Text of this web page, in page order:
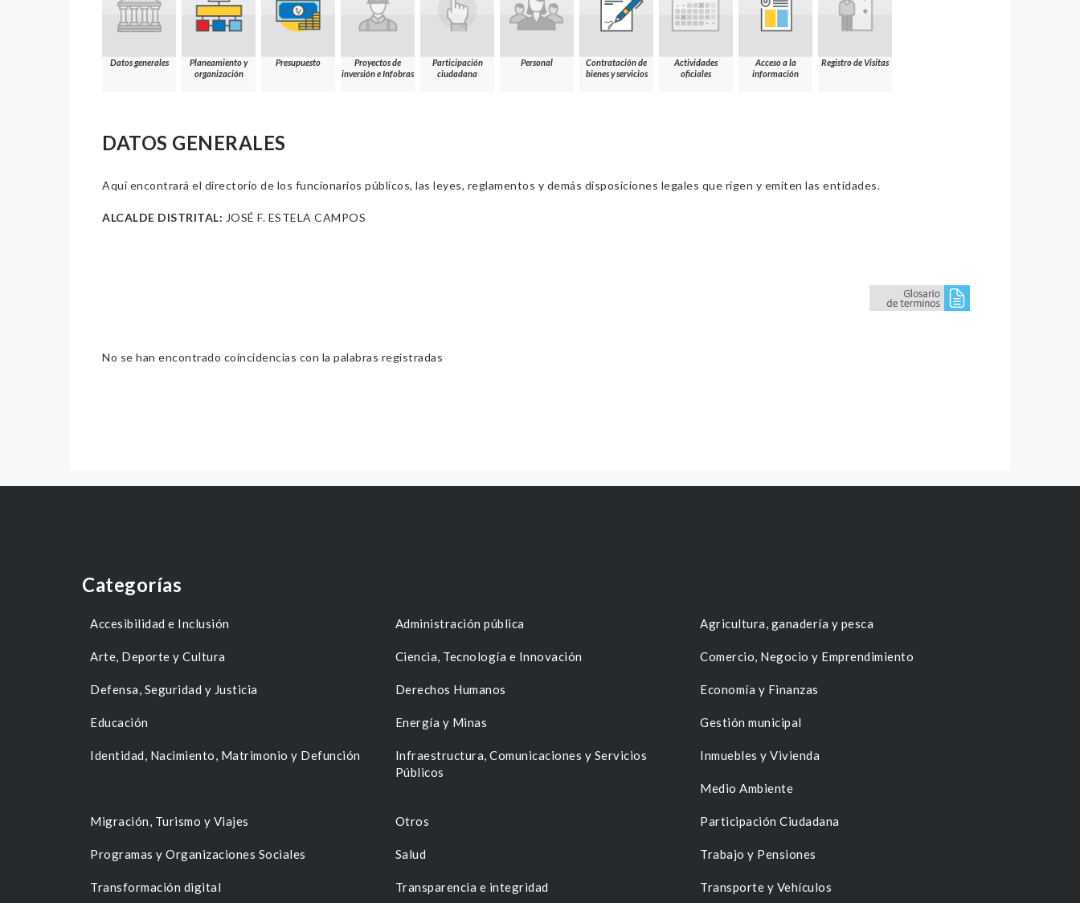
Datos generales
Planeamiento y
organización
Presupuesto
Proyectos de
inversión e Infobras
Participación
ciudadana
Personal
Contratación de
bienes y servicios
Actividades
oficiales
Acceso a la
información
Registro de Visitas
DATOS GENERALES
Aquí encontrará el directorio de los funcionarios públicos, las leyes, reglamentos y demás disposiciones legales que rigen y emiten las entidades.
ALCALDE DISTRITAL: JOSÉ F. ESTELA CAMPOS
No se han encontrado coincidencias con la palabras registradas
Categorías
Accesibilidad e Inclusión Administración pública Agricultura, ganadería y pesca
Arte, Deporte y Cultura Ciencia, Tecnología e Innovación Comercio, Negocio y Emprendimiento
Defensa, Seguridad y Justicia Derechos Humanos Economía y Finanzas
Educación Energía y Minas Gestión municipal
Identidad, Nacimiento, Matrimonio y Defunción
Infraestructura, Comunicaciones y Servicios
Públicos
Inmuebles y Vivienda
Medio Ambiente
Migración, Turismo y Viajes Otros Participación Ciudadana
Programas y Organizaciones Sociales Salud Trabajo y Pensiones
Transformación digital Transparencia e integridad Transporte y Vehículos